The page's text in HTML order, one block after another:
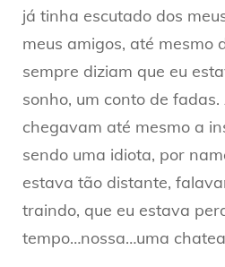
já tinha escutado dos
meus amigos, até mesmo
sempre diziam que eu
sonho, um conto de
chegavam até mesmo a
sendo uma idiota, por
estava tão distante,
traindo, que eu estava
tempo…nossa…uma